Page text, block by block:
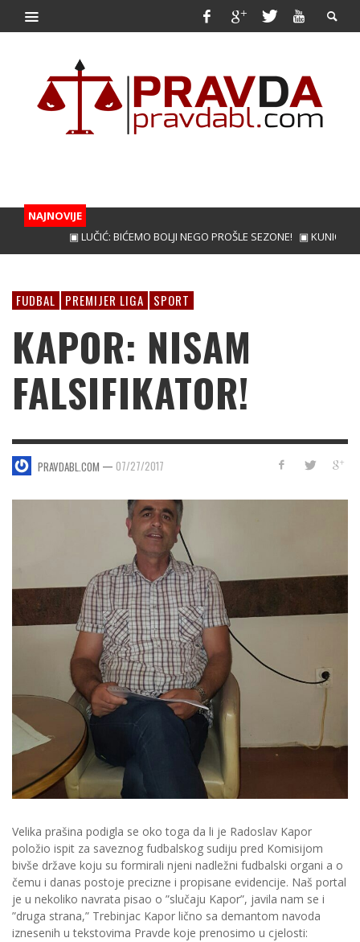
NAJNOVIJE
▣ LUČIĆ: BIĆEMO BOLJI NEGO PROŠLE SEZONE! ▣ KUNIĆ ZA JAČI
FUDBAL PREMIJER LIGA SPORT
KAPOR: NISAM
FALSIFIKATOR!
PRAVDABL.COM — 07/27/2017
Velika prašina podigla se oko toga da li je Radoslav Kapor
položio ispit za saveznog fudbalskog sudiju pred Komisijom
bivše države koju su formirali njeni nadležni fudbalski organi a o
čemu i danas postoje precizne i propisane evidencije. Naš portal
je u nekoliko navrata pisao o ”slučaju Kapor”, javila nam se i
”druga strana,” Trebinjac Kapor lično sa demantom navoda
iznesenih u tekstovima Pravde koje prenosimo u cjelosti: